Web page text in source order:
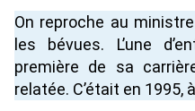
On reproche au
les bévues. L’une
première de sa
relatée. C’était en 1995,